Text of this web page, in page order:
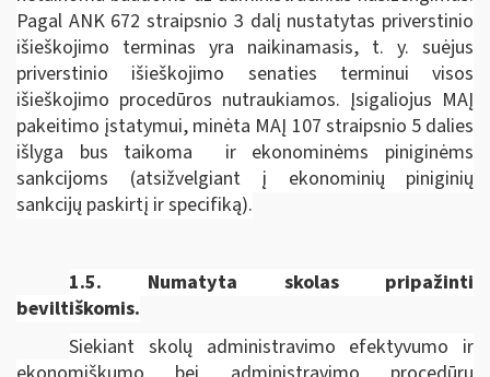
Pagal ANK 672 straipsnio 3 dalį nustatytas priverstinio
išieškojimo terminas yra naikinamasis, t. y. suėjus
priverstinio išieškojimo senaties terminui visos
išieškojimo procedūros nutraukiamos. Įsigaliojus MAĮ
pakeitimo įstatymui, minėta MAĮ 107 straipsnio 5 dalies
išlyga bus taikoma ir ekonominėms piniginėms
sankcijoms (atsižvelgiant į ekonominių piniginių
sankcijų paskirtį ir specifiką).
1.5.
Numatyta skolas pripažinti
beviltiškomis.
Siekiant skolų administravimo efektyvumo ir